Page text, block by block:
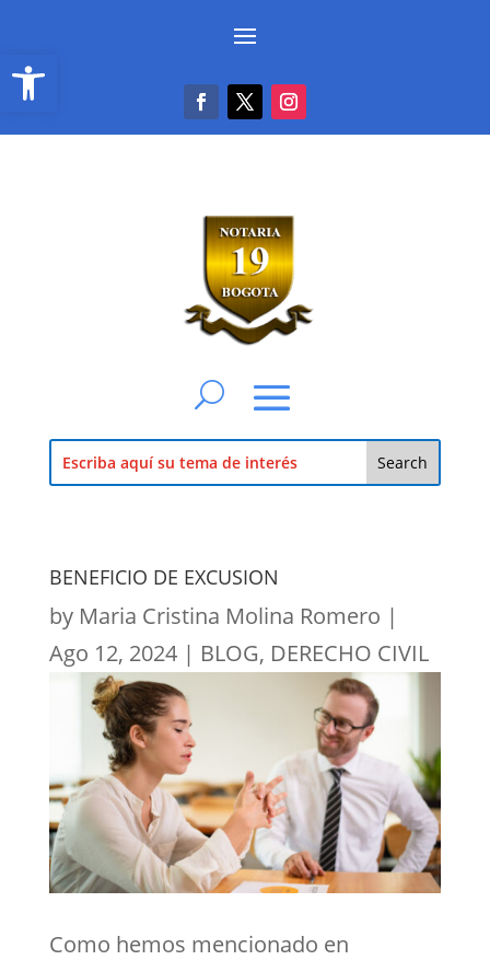
Abrir barra de herramientas
BENEFICIO DE EXCUSION
by Maria Cristina Molina Romero |
Ago 12, 2024| BLOG, DERECHO CIVIL
Como hemos mencionado en